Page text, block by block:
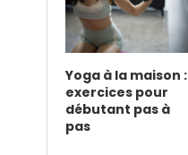
Yoga à la maison :
exercices pour
débutant pas à
pas